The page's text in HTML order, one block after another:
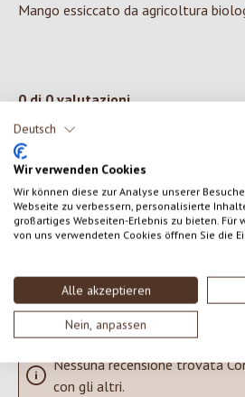
Deutsch
Wir verwenden Cookies
Wir können diese zur Analyse unserer
Webseite zu verbessern, personalisierte
großartiges Webseiten-Erlebnis zu bieten. Für
von uns verwendeten Cookies öffnen Sie die
Alle akzeptieren
Nein, anpassen
Mango essiccato da agricoltura
0 di 0 valutazioni
Valutazione media di 0 su 5 stelle
Formula una valutazione!
Condividi le tue esperienze con il
SCRIVERE UNA RECENSIONE
Visualizza le valutazioni solo nella
Nessuna recensione trovata
con gli altri.